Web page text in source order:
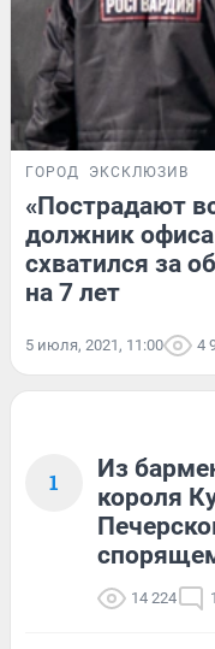
ГОРОД ЭКСКЛЮЗИВ
«Пострадают
должник
схватился за
на 7 лет
5 июля, 2021, 11:00 4
1
Из
короля
14 224